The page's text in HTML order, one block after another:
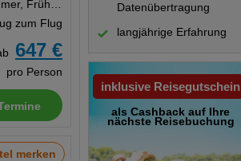
Datenübertragung
langjährige Erfahrung
inklusive Reisegutschein
als Cashback auf Ihre
nächste Reisebuchung
Doppelzimmer, Frühstück
zum Flug
647 €
pro Person
merken